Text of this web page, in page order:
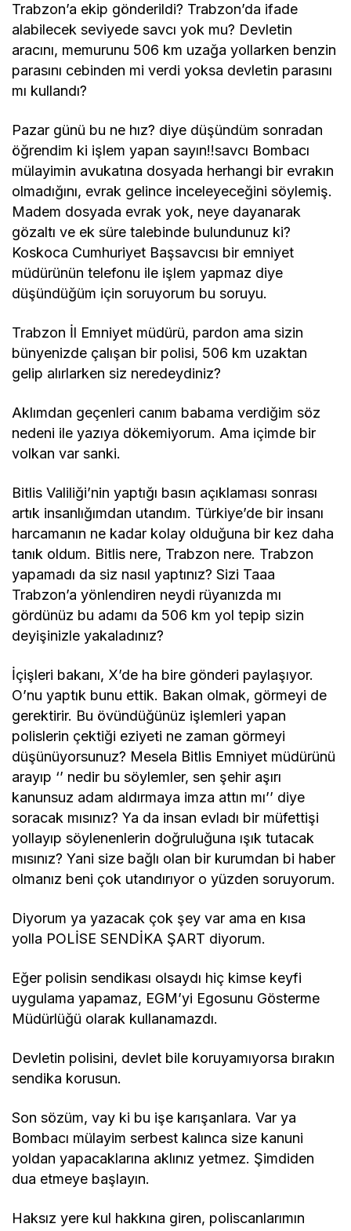
Trabzon’a ekip gönderildi? Trabzon’da ifade
alabilecek seviyede savcı yok mu? Devletin
aracını, memurunu 506 km uzağa yollarken benzin
parasını cebinden mi verdi yoksa devletin parasını
mı kullandı?
Pazar günü bu ne hız? diye düşündüm sonradan
öğrendim ki işlem yapan sayın!!savcı Bombacı
mülayimin avukatına dosyada herhangi bir evrakın
olmadığını, evrak gelince inceleyeceğini söylemiş.
Madem dosyada evrak yok, neye dayanarak
gözaltı ve ek süre talebinde bulundunuz ki?
Koskoca Cumhuriyet Başsavcısı bir emniyet
müdürünün telefonu ile işlem yapmaz diye
düşündüğüm için soruyorum bu soruyu.
Trabzon İl Emniyet müdürü, pardon ama sizin
bünyenizde çalışan bir polisi, 506 km uzaktan
gelip alırlarken siz neredeydiniz?
Aklımdan geçenleri canım babama verdiğim söz
nedeni ile yazıya dökemiyorum. Ama içimde bir
volkan var sanki.
Bitlis Valiliği’nin yaptığı basın açıklaması sonrası
artık insanlığımdan utandım. Türkiye’de bir insanı
harcamanın ne kadar kolay olduğuna bir kez daha
tanık oldum. Bitlis nere, Trabzon nere. Trabzon
yapamadı da siz nasıl yaptınız? Sizi Taaa
Trabzon’a yönlendiren neydi rüyanızda mı
gördünüz bu adamı da 506 km yol tepip sizin
deyişinizle yakaladınız?
İçişleri bakanı, X’de ha bire gönderi paylaşıyor.
O’nu yaptık bunu ettik. Bakan olmak, görmeyi de
gerektirir. Bu övündüğünüz işlemleri yapan
polislerin çektiği eziyeti ne zaman görmeyi
düşünüyorsunuz? Mesela Bitlis Emniyet müdürünü
arayıp ‘’ nedir bu söylemler, sen şehir aşırı
kanunsuz adam aldırmaya imza attın mı’’ diye
soracak mısınız? Ya da insan evladı bir müfettişi
yollayıp söylenenlerin doğruluğuna ışık tutacak
mısınız? Yani size bağlı olan bir kurumdan bi haber
olmanız beni çok utandırıyor o yüzden soruyorum.
Diyorum ya yazacak çok şey var ama en kısa
yolla POLİSE SENDİKA ŞART diyorum.
Eğer polisin sendikası olsaydı hiç kimse keyfi
uygulama yapamaz, EGM’yi Egosunu Gösterme
Müdürlüğü olarak kullanamazdı.
Devletin polisini, devlet bile koruyamıyorsa bırakın
sendika korusun.
Son sözüm, vay ki bu işe karışanlara. Var ya
Bombacı mülayim serbest kalınca size kanuni
yoldan yapacaklarına aklınız yetmez. Şimdiden
dua etmeye başlayın.
Haksız yere kul hakkına giren, poliscanlarımın